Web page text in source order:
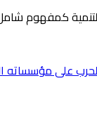
كمفهوم